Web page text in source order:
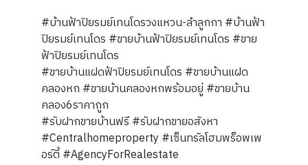
#บ้านฟ้าปิยรมย์เทนโดรวงแหวน-ลำลูกกา #บ้านฟ้า
ปิยรมย์เทนโดร #ขายบ้านฟ้าปิยรมย์เทนโดร #ขาย
ฟ้าปิยรมย์เทนโดร
#ขายบ้านแฝดฟ้าปิยรมย์เทนโดร #ขายบ้านแฝด
คลองหก #ขายบ้านคลองหกพร้อมอยู่ #ขายบ้าน
คลอง6ราคาถูก
#รับฝากขายบ้านฟรี #รับฝากขายอสังหา
#Centralhomeproperty #เซ็นทรัลโฮมพร็อพเพ
อร์ตี้ #AgencyForRealestate